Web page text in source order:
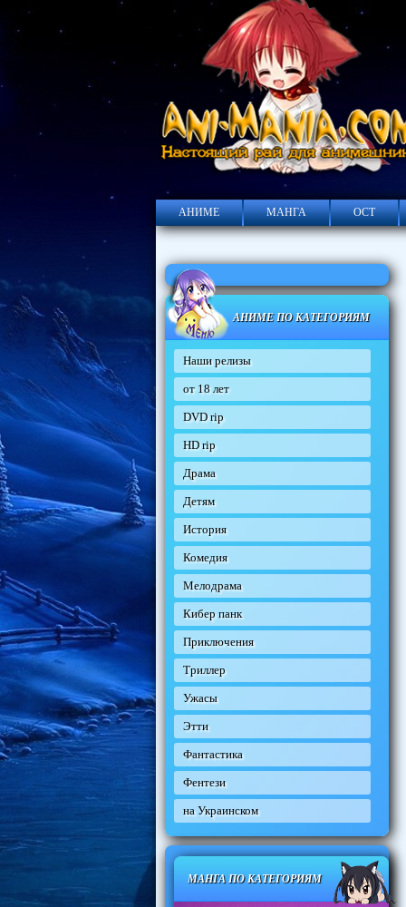
АНИМЕ МАНГА ОСТ
АНИМЕ ПО КАТЕГОРИЯМ
Наши релизы
от 18 лет
DVD rip
HD rip
Драма
Детям
История
Комедия
Мелодрама
Кибер панк
Приключения
Триллер
Ужасы
Этти
Фантастика
Фентези
на Украинском
МАНГА ПО КАТЕГОРИЯМ